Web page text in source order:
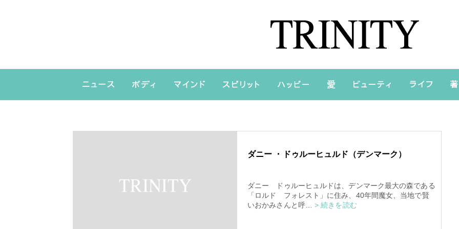
ダニー ・ドゥルーヒュルド（デンマーク）
ダニー ドゥルーヒュルドは、デンマーク最大の森である
「ロルド フォレスト」に住み、40年間魔女、当地で賢
いおかみさんと呼… > 続きを読む